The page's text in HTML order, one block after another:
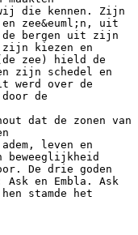
die kennen. Zijn
zee&euml;n, uit
de bergen uit zijn
zijn kiezen en
zee) hield de
zijn schedel en
werd over de
de
dat de zonen van
leven en
De drie goden
Ask en Embla. Ask
stamde het